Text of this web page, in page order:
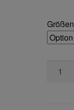
Größen
8802